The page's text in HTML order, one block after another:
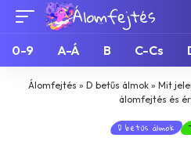
0-9 A-Á B C-Cs
Álomfejtés » D betűs álmok» Mit
álomfejtés és
D betűs álmok